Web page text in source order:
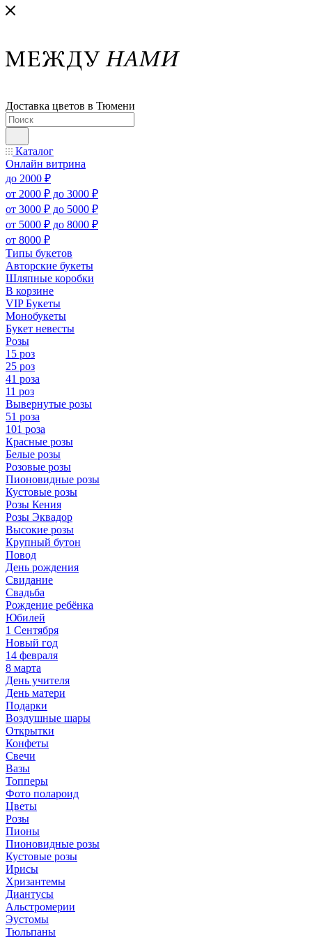
Доставка цветов в Тюмени
Каталог
Онлайн витрина
до 2000 ₽
от 2000 ₽ до 3000 ₽
от 3000 ₽ до 5000 ₽
от 5000 ₽ до 8000 ₽
от 8000 ₽
Типы букетов
Авторские букеты
Шляпные коробки
В корзине
VIP Букеты
Монобукеты
Букет невесты
Розы
15 роз
25 роз
41 роза
11 роз
Вывернутые розы
51 роза
101 роза
Красные розы
Белые розы
Розовые розы
Пионовидные розы
Кустовые розы
Розы Кения
Розы Эквадор
Высокие розы
Крупный бутон
Повод
День рождения
Свидание
Свадьба
Рождение ребёнка
Юбилей
1 Сентября
Новый год
14 февраля
8 марта
День учителя
День матери
Подарки
Воздушные шары
Открытки
Конфеты
Свечи
Вазы
Топперы
Фото полароид
Цветы
Розы
Пионы
Пионовидные розы
Кустовые розы
Ирисы
Хризантемы
Диантусы
Альстромерии
Эустомы
Тюльпаны